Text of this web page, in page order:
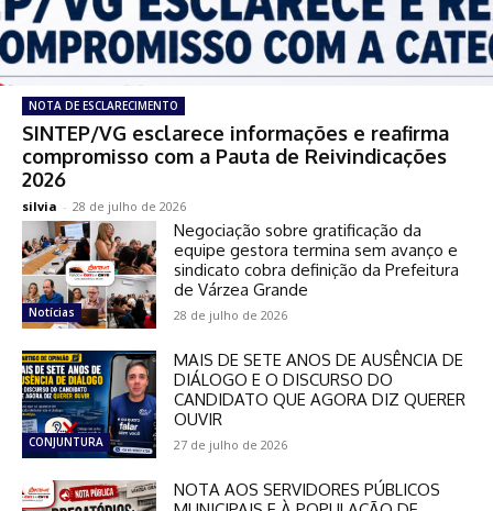
NOTA DE ESCLARECIMENTO
SINTEP/VG esclarece informações e reafirma
compromisso com a Pauta de Reivindicações
2026
silvia - 28 de julho de 2026
Notícias
Negociação sobre gratificação da
equipe gestora termina sem avanço e
sindicato cobra definição da Prefeitura
de Várzea Grande
28 de julho de 2026
CONJUNTURA
MAIS DE SETE ANOS DE AUSÊNCIA DE
DIÁLOGO E O DISCURSO DO
CANDIDATO QUE AGORA DIZ QUERER
OUVIR
27 de julho de 2026
NOTA AOS SERVIDORES PÚBLICOS